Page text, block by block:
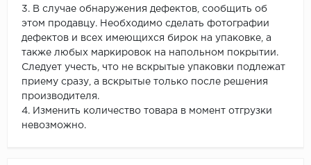
3. В случае обнаружения дефектов, сообщить об
этом продавцу. Необходимо сделать фотографии
дефектов и всех имеющихся бирок на упаковке, а
также любых маркировок на напольном покрытии.
Следует учесть, что не вскрытые упаковки подлежат
приему сразу, а вскрытые только после решения
производителя.
4. Изменить количество товара в момент отгрузки
невозможно.